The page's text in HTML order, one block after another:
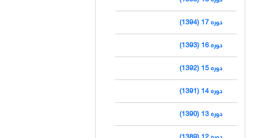
دوره 17 (1394)
دوره 16 (1393)
دوره 15 (1392)
دوره 14 (1391)
دوره 13 (1390)
دوره 12 (1389)